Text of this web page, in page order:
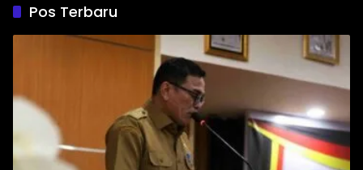
Pos Terbaru